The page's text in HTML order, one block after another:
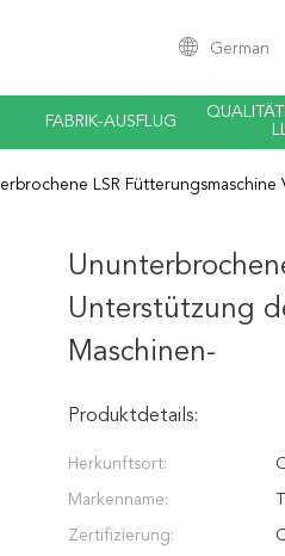
German
FABRIK-AUSFLUG
LSR
Unterstützung
Maschinen-
Produktdetails:
Herkunftsort:
Markenname:
Zertifizierung: